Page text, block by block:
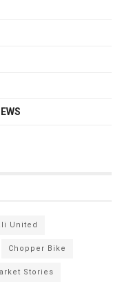
United
Chopper Bike
Stories